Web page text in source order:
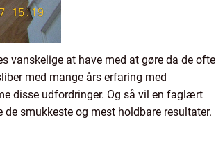
vanskelige at have med at gøre da de ofte
med mange års erfaring med
disse udfordringer. Og så vil en faglært
smukkeste og mest holdbare resultater.